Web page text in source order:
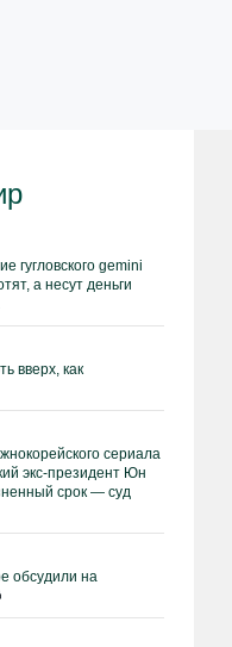
гугловского gemini
а несут деньги
вверх, как
сериала
экс-президент Юн
срок — суд
обсудили на